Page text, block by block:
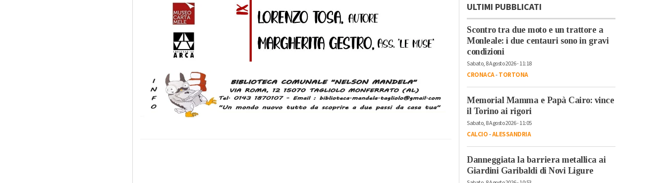
ULTIMI PUBBLICATI
Scontro tra due moto e un trattore a
Monleale: i due centauri sono in gravi
condizioni
Sabato, 8 Agosto 2026 - 11:18
CRONACA-TORTONA
Memorial Mamma e Papà Cairo: vince
il Torino ai rigori
Sabato, 8 Agosto 2026 - 11:05
CALCIO-ALESSANDRIA
Danneggiata la barriera metallica ai
Giardini Garibaldi di Novi Ligure